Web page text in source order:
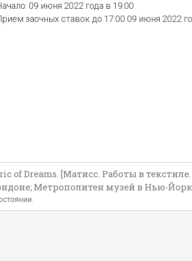
09 июня 2022 года в 19:00
заочных ставок до 17:00 09 июня 2022
of Dreams. [Матисc. Работы в
Метрополитен музей в Нью-